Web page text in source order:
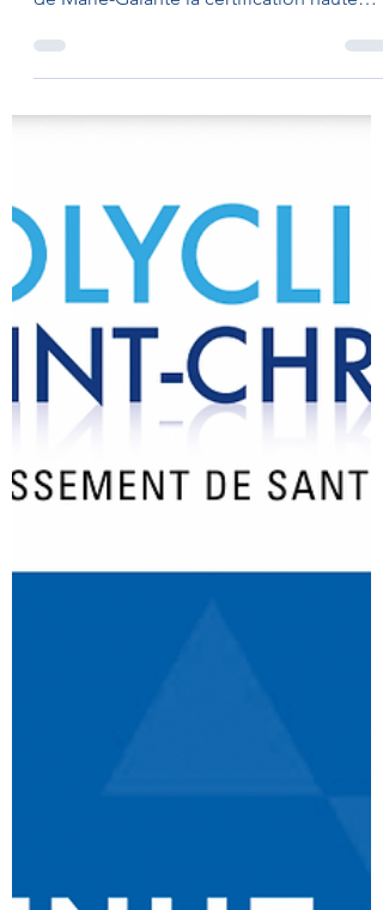
Les experts visiteurs de la HAS ont
attribué à la Polyclinique Saint Christophe